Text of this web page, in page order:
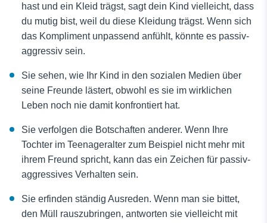
hast und ein Kleid trägst, sagt dein Kind vielleicht, dass
du mutig bist, weil du diese Kleidung trägst. Wenn sich
das Kompliment unpassend anfühlt, könnte es passiv-
aggressiv sein.
Sie sehen, wie Ihr Kind in den sozialen Medien über
seine Freunde lästert, obwohl es sie im wirklichen
Leben noch nie damit konfrontiert hat.
Sie verfolgen die Botschaften anderer. Wenn Ihre
Tochter im Teenageralter zum Beispiel nicht mehr mit
ihrem Freund spricht, kann das ein Zeichen für passiv-
aggressives Verhalten sein.
Sie erfinden ständig Ausreden. Wenn man sie bittet,
den Müll rauszubringen, antworten sie vielleicht mit